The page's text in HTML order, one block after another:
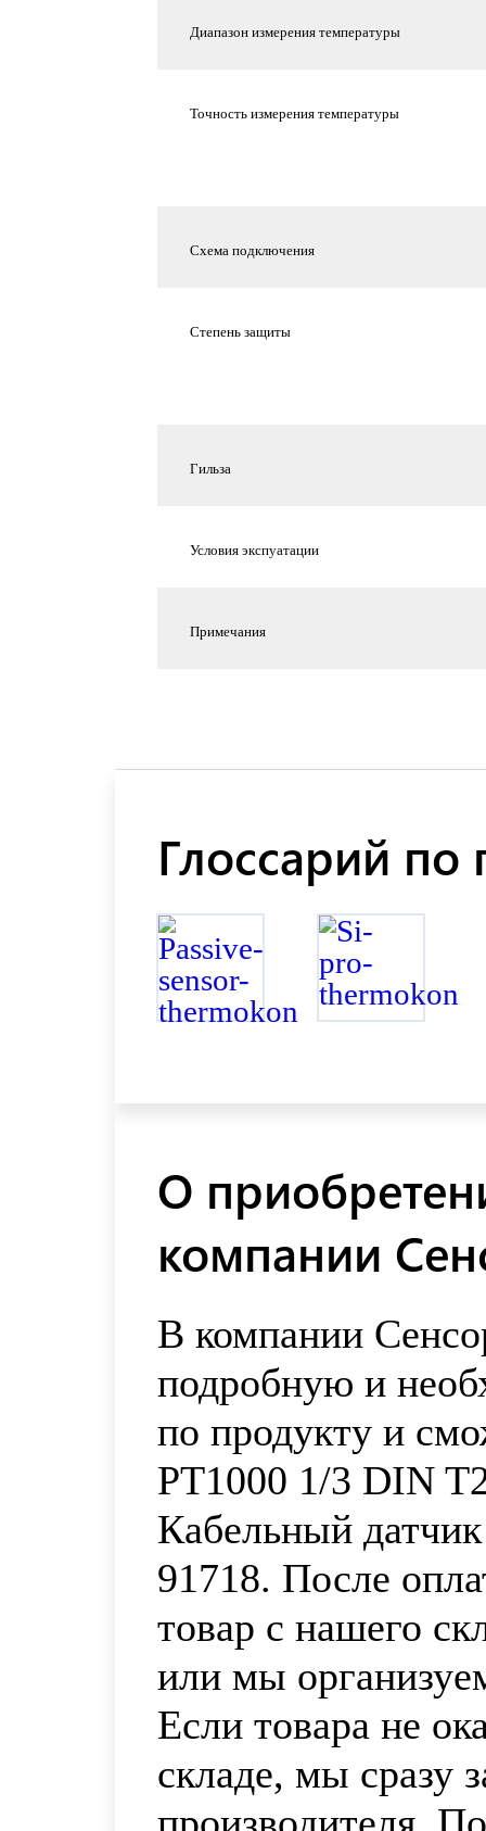
Диапазон измерения температуры
Точность измерения температуры
Схема подключения
Степень защиты
Гильза
Условия экспуатации
Примечания
Глоссарий по
О
компании
В компании
подробную и
по продукту и
PT1000 1/3 DIN
Кабельный
91718. После
товар с нашего
или мы
Если товара не
складе, мы сразу